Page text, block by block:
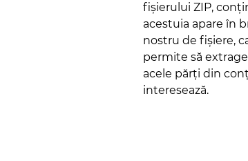
fișierului ZIP,
acestuia apare în
nostru de fișiere,
permite să
acele părți din
interesează.